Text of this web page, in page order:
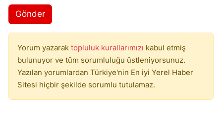
Gönder
Yorum yazarak topluluk kurallarımızı kabul etmiş
bulunuyor ve tüm sorumluluğu üstleniyorsunuz.
Yazılan yorumlardan Türkiye'nin En iyi Yerel Haber
Sitesi hiçbir şekilde sorumlu tutulamaz.